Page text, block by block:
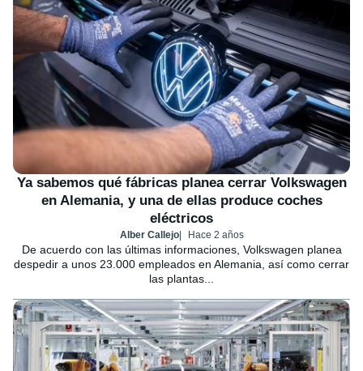
Ya sabemos qué fábricas planea cerrar Volkswagen
en Alemania, y una de ellas produce coches
eléctricos
Alber Callejo Hace 2 años
De acuerdo con las últimas informaciones, Volkswagen planea
despedir a unos 23.000 empleados en Alemania, así como cerrar
las plantas...